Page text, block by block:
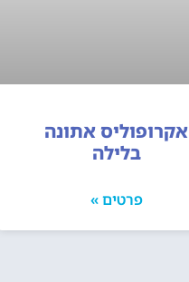
אקרופוליס אתונה
בלילה
פרטים »